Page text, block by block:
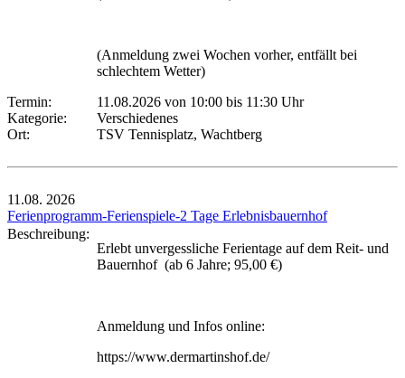
(Anmeldung zwei Wochen vorher, entfällt bei
schlechtem Wetter)
Termin:
11.08.2026 von 10:00 bis 11:30 Uhr
Kategorie:
Verschiedenes
Ort:
TSV Tennisplatz, Wachtberg
11.08. 2026
Ferienprogramm-Ferienspiele-2 Tage Erlebnisbauernhof
Beschreibung:
Erlebt unvergessliche Ferientage auf dem Reit- und
Bauernhof (ab 6 Jahre; 95,00 €)
Anmeldung und Infos online:
https://www.dermartinshof.de/